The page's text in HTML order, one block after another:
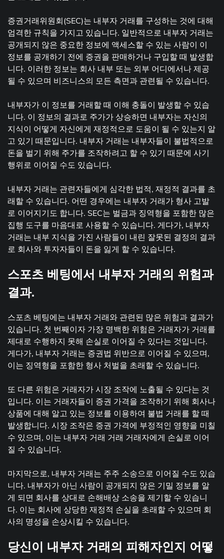
증권거래위원회(SEC)는 내부자 거래를 구성하는 것에 대해
엄격한 규칙을 가지고 있습니다. 일반적으로 내부자 거래는
공개되지 않은 중요한 정보에 액세스할 수 있는 사람이 이
정보를 공개하기 전에 증권을 판매하거나 구입할 때 발생합
니다. 이러한 정보는 회사 내부 또는 외부 어디에서나 제공
될 수 있으며 비즈니스의 모든 측면과 관련될 수 있습니다.
내부자가 이 정보를 거래할 때 이해 충돌이 발생할 수 있습
니다. 이 정보의 결과로 주가가 상승하면 내부자는 자신의
지식이 어떻게 자신에게 재정적으로 도움이 될 수 있는지 알
고 있기 때문입니다. 내부자 거래는 내부자들이 불법적으로
돈을 벌기 위해 주가를 조작하려고 할 수 있기 때문에 사기
행위로 이어질 수도 있습니다.
내부자 거래는 관련자들에게 심각한 법적, 재정적 결과를 초
래할 수 있습니다. 어떤 경우에는 내부자 거래가 형사 고발
로 이어지기도 합니다. SEC는 벌금과 징역형을 포함한 많은
집행 도구를 마음대로 사용할 수 있습니다. 게다가, 내부자
거래는 내부 지식을 가진 사람들이 내린 잘못된 결정의 결과
로 회사와 투자자들이 돈을 잃게 할 수 있습니다.
스포츠 베팅에서 내부자 거래의 위험과
결과.
스포츠 베팅에는 내부자 거래와 관련된 많은 위험과 결과가
있습니다. 첫 번째이자 가장 명백한 위험은 거래자가 거래를
제대로 수행하지 못해 손실로 이어질 수 있다는 것입니다.
게다가, 내부자 거래는 증권법 위반으로 이어질 수 있으며,
이는 징역형을 포함한 형사 처벌을 초래할 수 있습니다.
또 다른 위험은 거래자가 시장 조작에 노출될 수 있다는 것
입니다. 이는 거래자들이 증권 가격을 조작하기 위해 회사나
상품에 대해 알고 있는 정보를 이용하여 불법 거래를 할 때
발생합니다. 시장 조작은 증권 가격에 부정적인 영향을 미칠
수 있으며, 이는 내부자 거래 거래 거래자에게 손실로 이어
질 수 있습니다.
마지막으로, 내부자 거래는 주주 소송으로 이어질 수도 있습
니다. 내부자가 아닌 사람이 공개되지 않은 기밀 정보를 알
게 되면 회사를 상대로 손해배상 소송을 제기할 수 있습니
다. 이는 회사에 상당한 재정적 손실을 초래할 수 있으며 회
사의 명성을 손상시킬 수 있습니다.
당신이 내부자 거래의 피해자인지 어떻